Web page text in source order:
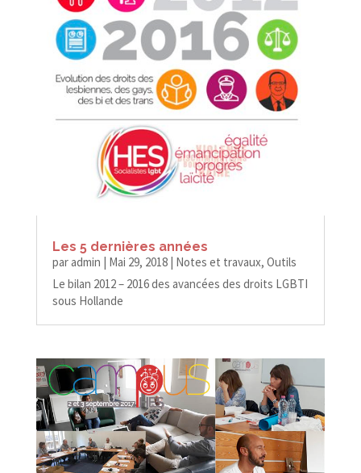
Les 5 dernières années
paradmin | Mai 29, 2018| Notes et travaux, Outils
Le bilan 2012 – 2016 des avancées des droits LGBTI
sous Hollande